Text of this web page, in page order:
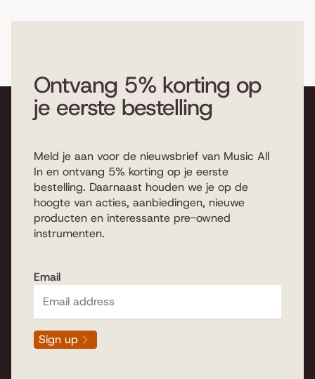
Ontvang 5% korting op
je eerste bestelling
Meld je aan voor de nieuwsbrief van Music All
In en ontvang 5% korting op je eerste
bestelling. Daarnaast houden we je op de
hoogte van acties, aanbiedingen, nieuwe
producten en interessante pre-owned
instrumenten.
Email
Sign up